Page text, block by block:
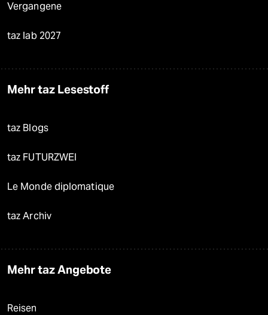
Vergangene
taz lab 2027
Mehr taz Lesestoff
taz Blogs
taz FUTURZWEI
Le Monde diplomatique
taz Archiv
Mehr taz Angebote
Reisen